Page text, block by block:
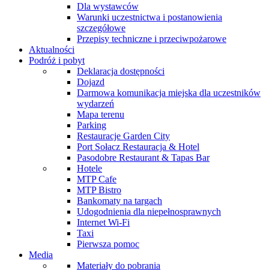
Dla wystawców
Warunki uczestnictwa i postanowienia
szczegółowe
Przepisy techniczne i przeciwpożarowe
Aktualności
Podróż i pobyt
Deklaracja dostępności
Dojazd
Darmowa komunikacja miejska dla uczestników
wydarzeń
Mapa terenu
Parking
Restauracje Garden City
Port Sołacz Restauracja & Hotel
Pasodobre Restaurant & Tapas Bar
Hotele
MTP Cafe
MTP Bistro
Bankomaty na targach
Udogodnienia dla niepełnosprawnych
Internet Wi-Fi
Taxi
Pierwsza pomoc
Media
Materiały do pobrania